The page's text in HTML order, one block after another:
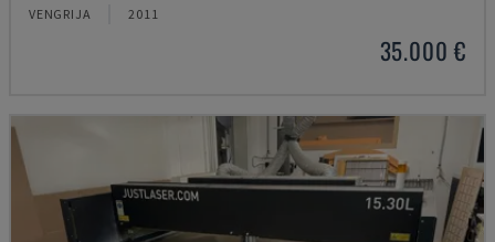
VENGRIJA 2011
35.000 €